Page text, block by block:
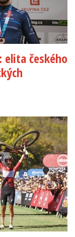
elita českého